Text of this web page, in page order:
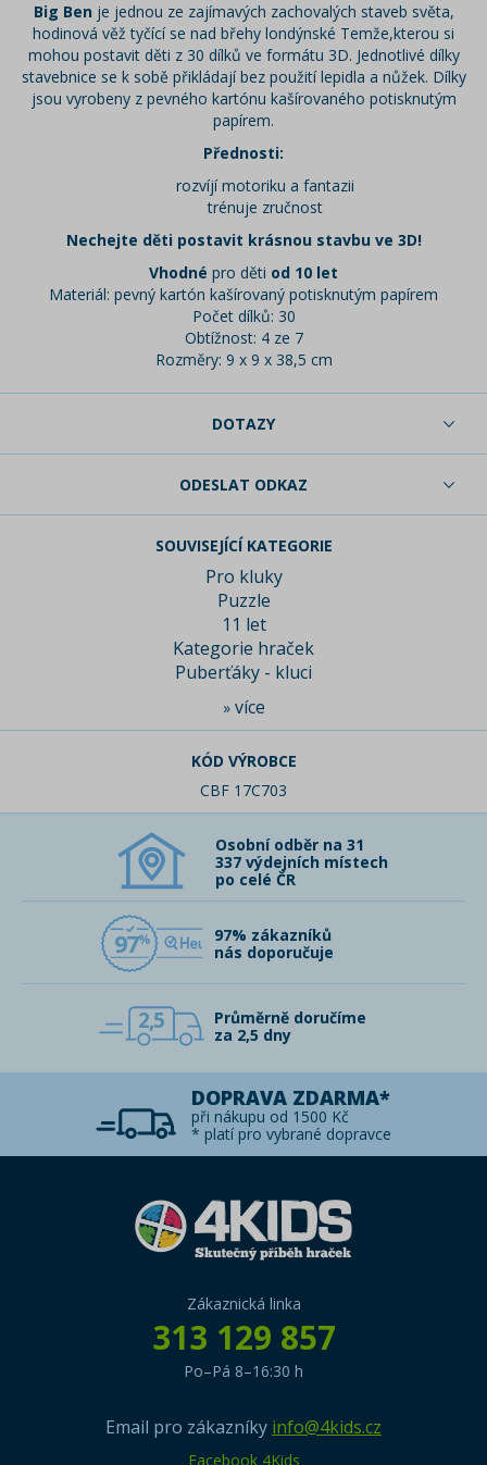
Big Benje jednou ze zajímavých zachovalých staveb světa,
hodinová věž tyčící se nad břehy londýnské Temže,kterou si
mohou postavit děti z 30 dílků ve formátu 3D. Jednotlivé dílky
stavebnice se k sobě přikládají bez použití lepidla a nůžek. Dílky
jsou vyrobeny z pevného kartónu kašírovaného potisknutým
papírem.
Přednosti:
rozvíjí motoriku a fantazii
trénuje zručnost
Nechejte děti postavit krásnou stavbu ve 3D!
Vhodné pro děti od 10 let
Materiál: pevný kartón kašírovaný potisknutým papírem
Počet dílků: 30
Obtížnost: 4 ze 7
Rozměry: 9 x 9 x 38,5 cm
DOTAZY
ODESLAT ODKAZ
SOUVISEJÍCÍ KATEGORIE
Pro kluky
Puzzle
11 let
Kategorie hraček
Puberťáky - kluci
» více
KÓD VÝROBCE
CBF 17C703
Osobní odběr na 31
337 výdejních místech
po celé ČR
97
97% zákazníků
nás doporučuje
2,5
Průměrně doručíme
za 2,5 dny
DOPRAVA ZDARMA*
při nákupu od 1500 Kč
* platí pro vybrané dopravce
Zákaznická linka
313 129 857
Po–Pá 8–16:30 h
Email pro zákazníky info@4kids.cz
Facebook 4Kids